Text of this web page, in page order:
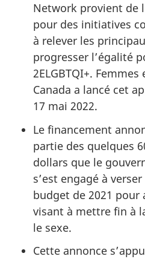
Network provient de
pour des initiatives
à relever les
progresser l’égalité
2ELGBTQI+.
Canada a lancé cet
17 mai 2022.
Le financement
partie des quelques
dollars que le
s’est engagé à
budget de 2021
visant à mettre fin à
le sexe.
Cette annonce